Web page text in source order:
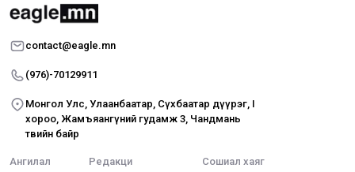
contact@eagle.mn
(976)-70129911
Монгол Улс, Улаанбаатар, Сүхбаатар дүүрэг, I
хороо, Жамъяангүний гудамж 3, Чандмань
төвийн байр
Ангилал
Редакци
Сошиал хаяг